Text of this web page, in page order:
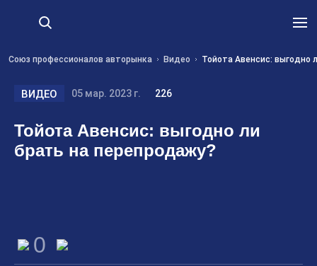
Союз профессионалов авторынка Видео Тойота Авенсис: выгодно
ВИДЕО 05 мар. 2023 г. 226
Тойота Авенсис: выгодно ли
брать на перепродажу?
0